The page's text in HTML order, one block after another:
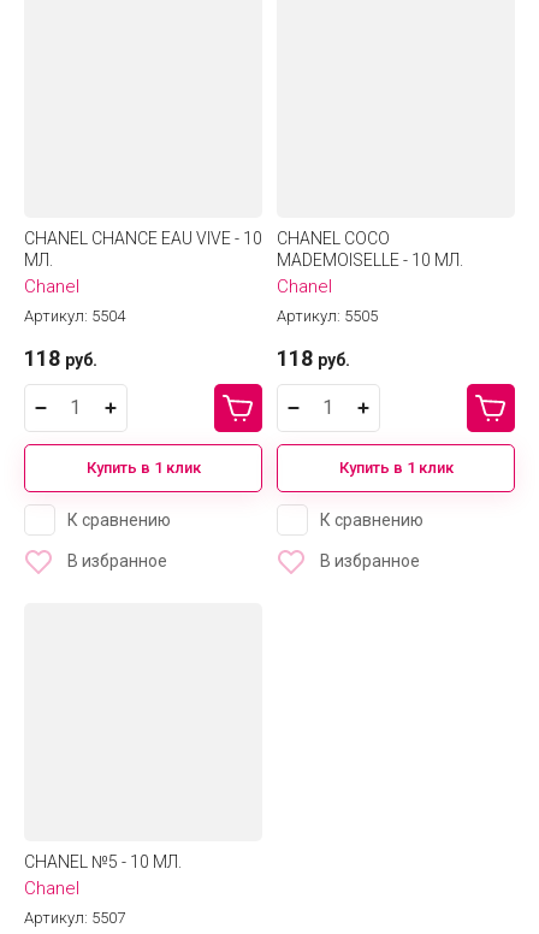
CHANEL CHANCE EAU VIVE - 10
МЛ.
Chanel
Артикул: 5504
118 руб.
Купить в 1 клик
К сравнению
В избранное
CHANEL COCO
MADEMOISELLE - 10 МЛ.
Chanel
Артикул: 5505
118 руб.
Купить в 1 клик
К сравнению
В избранное
CHANEL №5 - 10 МЛ.
Chanel
Артикул: 5507